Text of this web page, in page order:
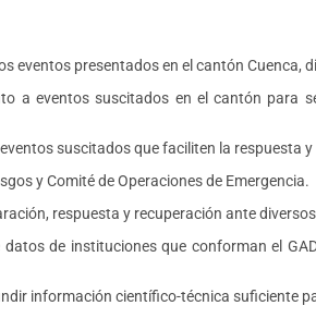
eventos presentados en el cantón Cuenca,
a eventos suscitados en el cantón para
suscitados que faciliten la respuesta
y Comité de Operaciones de Emergencia.
respuesta y recuperación ante
de instituciones que conforman el
información científico-técnica suficiente